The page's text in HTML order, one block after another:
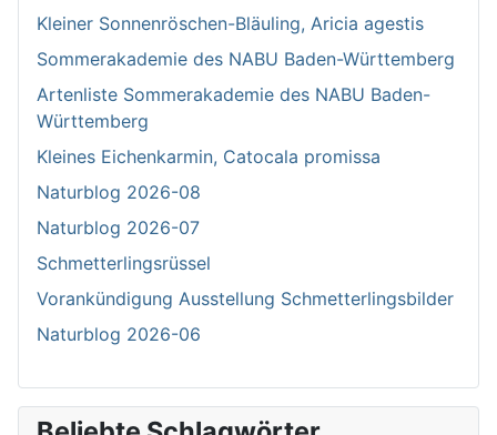
Kleiner Sonnenröschen-Bläuling, Aricia agestis
Sommerakademie des NABU Baden-Württemberg
Artenliste Sommerakademie des NABU Baden-
Württemberg
Kleines Eichenkarmin, Catocala promissa
Naturblog 2026-08
Naturblog 2026-07
Schmetterlingsrüssel
Vorankündigung Ausstellung Schmetterlingsbilder
Naturblog 2026-06